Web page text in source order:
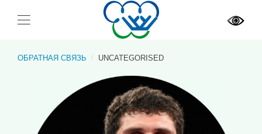
ОБРАТНАЯ СВЯЗЬ UNCATEGORISED